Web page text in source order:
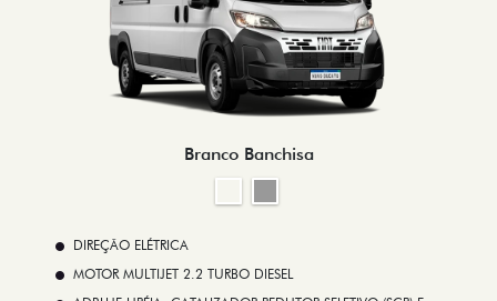
Branco Banchisa
DIREÇÃO ELÉTRICA
MOTOR MULTIJET 2.2 TURBO DIESEL